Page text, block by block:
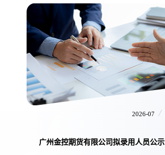
2026-07 /
广州金控期货有限公司拟录用人员公示